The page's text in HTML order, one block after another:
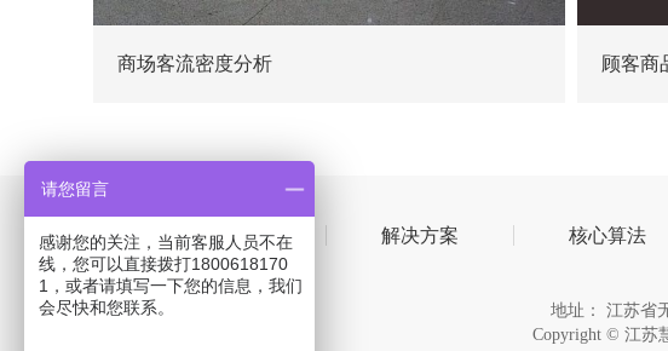
商场客流密度分析 顾客商
首页 解决方案 核心算法
地址： 江苏省
Copyright © 江苏
请您留言
感谢您的关注，当前客服人员不在
线，您可以直接拨打1800618170
1，或者请填写一下您的信息，我们
会尽快和您联系。